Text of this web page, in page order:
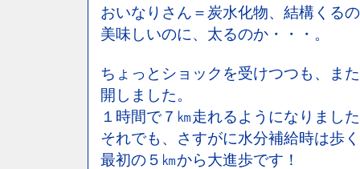
おいなりさん＝炭水化物、結構くる
美味しいのに、太るのか・・・。
ちょっとショックを受けつつも、ま
開しました。
１時間で７㎞走れるようになりまし
それでも、さすがに水分補給時は歩
最初の５㎞から大進歩です！